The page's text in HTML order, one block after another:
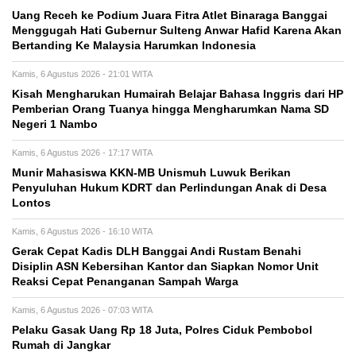
Uang Receh ke Podium Juara Fitra Atlet Binaraga Banggai
Menggugah Hati Gubernur Sulteng Anwar Hafid Karena Akan
Bertanding Ke Malaysia Harumkan Indonesia
Kamis, 6 Agustus 2026 - 21:01 WITA
Kisah Mengharukan Humairah Belajar Bahasa Inggris dari HP
Pemberian Orang Tuanya hingga Mengharumkan Nama SD
Negeri 1 Nambo
Kamis, 6 Agustus 2026 - 17:17 WITA
Munir Mahasiswa KKN-MB Unismuh Luwuk Berikan
Penyuluhan Hukum KDRT dan Perlindungan Anak di Desa
Lontos
Kamis, 6 Agustus 2026 - 16:10 WITA
Gerak Cepat Kadis DLH Banggai Andi Rustam Benahi
Disiplin ASN Kebersihan Kantor dan Siapkan Nomor Unit
Reaksi Cepat Penanganan Sampah Warga
Kamis, 6 Agustus 2026 - 07:03 WITA
Pelaku Gasak Uang Rp 18 Juta, Polres Ciduk Pembobol
Rumah di Jangkar